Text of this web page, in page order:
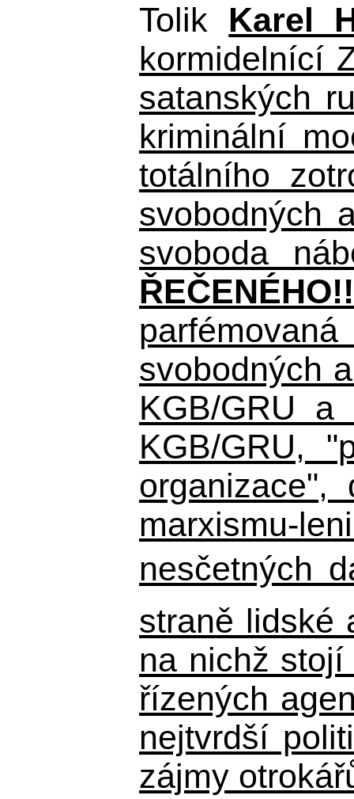
Tolik Karel
kormidelnící
satanských
kriminální
totálního
svobodných
svoboda
svobodných
KGB/GRU
KGB/GRU,
organizace",
marxismu-
nesčetných
straně lidské
na nichž
řízených
nejtvrdší
zájmy